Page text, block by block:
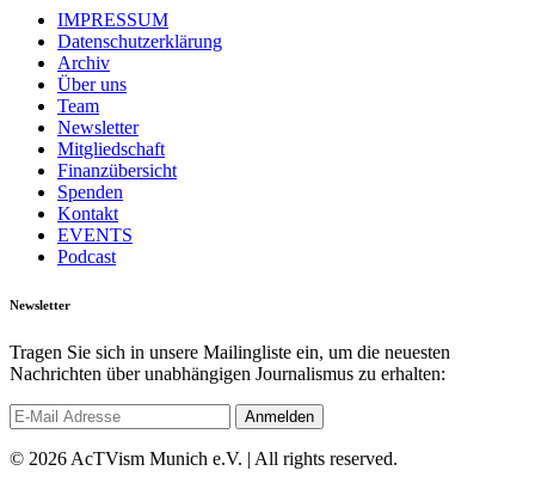
IMPRESSUM
Datenschutzerklärung
Archiv
Über uns
Team
Newsletter
Mitgliedschaft
Finanzübersicht
Spenden
Kontakt
EVENTS
Podcast
Newsletter
Tragen Sie sich in unsere Mailingliste ein, um die neuesten
Nachrichten über unabhängigen Journalismus zu erhalten:
© 2026 AcTVism Munich e.V. | All rights reserved.